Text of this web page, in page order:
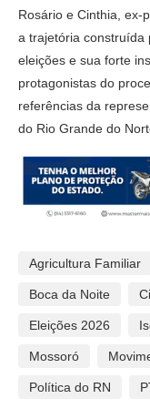
Rosário e Cinthia, ex-
a trajetória construída
eleições e sua forte
protagonistas do
referências da
do Rio Grande do
Agricultura Familiar
Boca da Noite
Eleições 2026
Mossoró
Política do RN